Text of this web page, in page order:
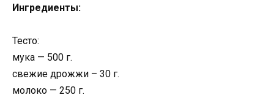
Ингредиенты:
Тесто:
мука — 500 г.
свежие дрожжи – 30 г.
молоко — 250 г.